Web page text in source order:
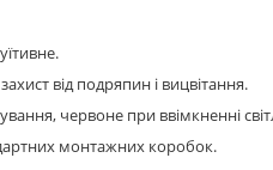
від подряпин і вицвітання.
червоне при ввімкненні
монтажних коробок.